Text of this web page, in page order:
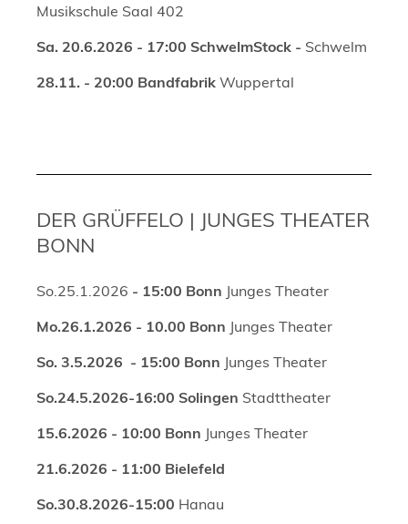
Musikschule Saal 402
Sa. 20.6.2026 - 17:00 SchwelmStock - Schwelm
28.11. - 20:00 Bandfabrik Wuppertal
DER GRÜFFELO | JUNGES THEATER
BONN
So.25.1.2026 - 15:00 Bonn Junges Theater
Mo.26.1.2026 - 10.00 Bonn Junges Theater
So. 3.5.2026 - 15:00 Bonn Junges Theater
So.24.5.2026-16:00 Solingen Stadttheater
15.6.2026 - 10:00 Bonn Junges Theater
21.6.2026 - 11:00 Bielefeld
So.30.8.2026-15:00 Hanau